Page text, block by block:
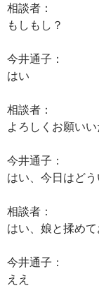
相談者：
もしもし？
今井通子：
はい
相談者：
よろしくお願いい
今井通子：
はい、今日はど
相談者：
はい、娘と揉めて
今井通子：
ええ